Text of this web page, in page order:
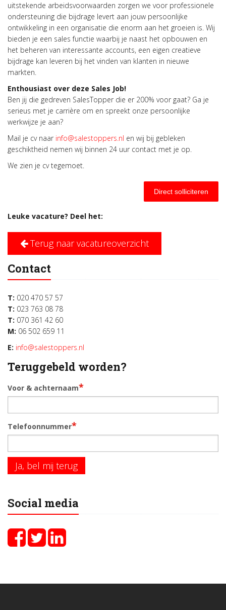
uitstekende arbeidsvoorwaarden zorgen we voor professionele
ondersteuning die bijdrage levert aan jouw persoonlijke
ontwikkeling in een organisatie die enorm aan het groeien is. Wij
bieden je een sales functie waarbij je naast het opbouwen en
het beheren van interessante accounts, een eigen creatieve
bijdrage kan leveren bij het vinden van klanten in nieuwe
markten.
Enthousiast over deze Sales Job!
Ben jij die gedreven SalesTopper die er 200% voor gaat? Ga je
serieus met je carrière om en spreekt onze persoonlijke
werkwijze je aan?
Mail je cv naar info@salestoppers.nl en wij bij gebleken
geschiktheid nemen wij binnen 24 uur contact met je op.
We zien je cv tegemoet.
Direct solliciteren
Leuke vacature? Deel het:
Terug naar vacatureoverzicht
Contact
T: 020 470 57 57
T: 023 763 08 78
T: 070 361 42 60
M: 06 502 659 11
E: info@salestoppers.nl
Teruggebeld worden?
Voor & achternaam*
Telefoonnummer*
Ja, bel mij terug
Social media